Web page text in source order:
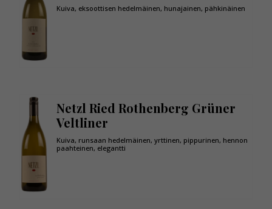
Kuiva, eksoottisen hedelmäinen, hunajainen, pähkinäinen
Netzl Ried Rothenberg Grüner
Veltliner
Kuiva, runsaan hedelmäinen, yrttinen, pippurinen, hennon
paahteinen, elegantti